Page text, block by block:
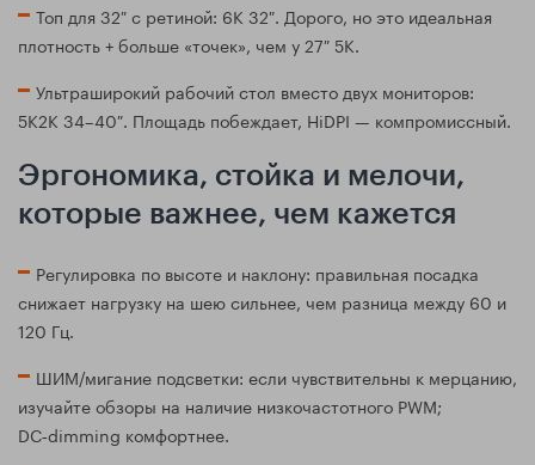
Топ для 32″ с ретиной: 6K 32″. Дорого, но это идеальная
плотность + больше «точек», чем у 27″ 5K.
Ультраширокий рабочий стол вместо двух мониторов:
5K2K 34–40″. Площадь побеждает, HiDPI — компромиссный.
Эргономика, стойка и мелочи,
которые важнее, чем кажется
Регулировка по высоте и наклону: правильная посадка
снижает нагрузку на шею сильнее, чем разница между 60 и
120 Гц.
ШИМ/мигание подсветки: если чувствительны к мерцанию,
изучайте обзоры на наличие низкочастотного PWM;
DC‑dimming комфортнее.